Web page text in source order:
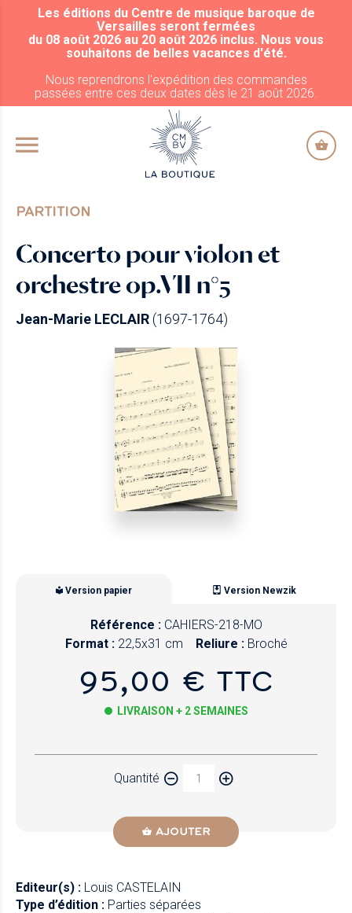
ALLER AU CONTENU PRINCIPAL
Les éditions du Centre de musique baroque de
Versailles seront fermées
du 08 août 2026 au 20 août 2026 inclus. Nous vous
souhaitons de belles vacances d'été.
Nous reprendrons l'expédition des commandes
passées entre ces deux dates dès le 21 août 2026.
PARTITION
Concerto pour violon et
orchestre op.VII n°5
Jean-Marie LECLAIR(1697-1764)
Version papier Version Newzik
Référence : CAHIERS-218-MO
Format : 22,5x31 cm Reliure : Broché
95,00 € TTC
LIVRAISON + 2 SEMAINES
Quantité
AJOUTER
Editeur(s) : Louis CASTELAIN
Type d’édition : Parties séparées